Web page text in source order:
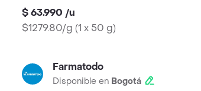
$ 63.990 /u
$1279.80/g (1 x 50 g)
Farmatodo
Disponible en Bogotá